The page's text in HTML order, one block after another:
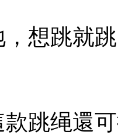
，想跳就
款跳绳還